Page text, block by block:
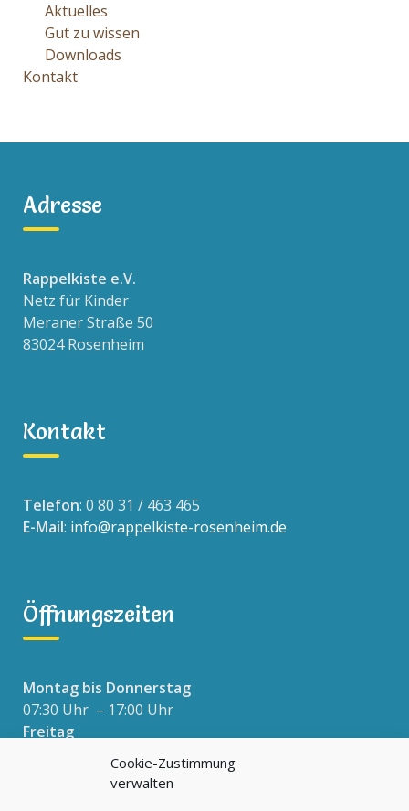
Cookie-Zustimmung
verwalten
Aktuelles
Gut zu wissen
Downloads
Kontakt
Adresse
Rappelkiste e.V.
Netz für Kinder
Meraner Straße 50
83024 Rosenheim
Kontakt
Telefon: 0 80 31 / 463 465
E-Mail: info@rappelkiste-rosenheim.de
Öffnungszeiten
Montag bis Donnerstag
07:30 Uhr – 17:00 Uhr
Freitag
07:30 Uhr – 16:00 Uhr